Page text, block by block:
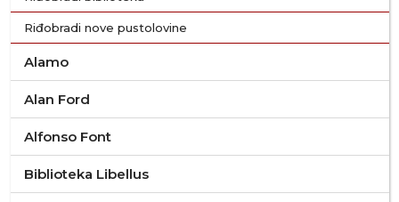
Riđobradi nove pustolovine
Alamo
Alan Ford
Alfonso Font
Biblioteka Libellus